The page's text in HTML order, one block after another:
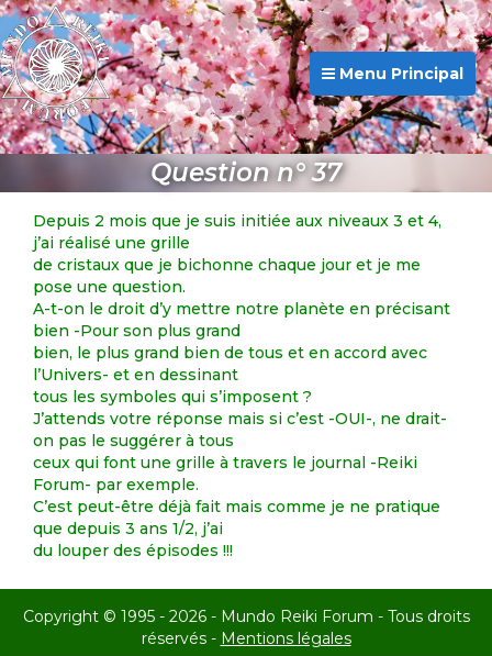
Menu Principal
Question n° 37
Depuis 2 mois que je suis initiée aux niveaux 3 et 4,
j’ai réalisé une grille
de cristaux que je bichonne chaque jour et je me
pose une question.
A-t-on le droit d’y mettre notre planète en précisant
bien -Pour son plus grand
bien, le plus grand bien de tous et en accord avec
l’Univers- et en dessinant
tous les symboles qui s’imposent ?
J’attends votre réponse mais si c’est -OUI-, ne drait-
on pas le suggérer à tous
ceux qui font une grille à travers le journal -Reiki
Forum- par exemple.
C’est peut-être déjà fait mais comme je ne pratique
que depuis 3 ans 1/2, j’ai
du louper des épisodes !!!
Copyright © 1995 - 2026 - Mundo Reiki Forum - Tous droits
réservés - Mentions légales